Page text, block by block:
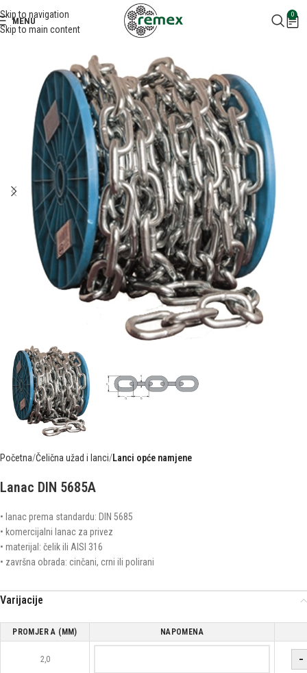
Skip to navigation
Skip to main content
MENU
0
Početna Čelična užad i lanci Lanci opće namjene
Lanac DIN 5685A
• lanac prema standardu: DIN 5685
• komercijalni lanac za privez
• materijal: čelik ili AISI 316
• završna obrada: cinčani, crni ili polirani
Varijacije
PROMJER A (MM) NAPOMENA
2,0 −